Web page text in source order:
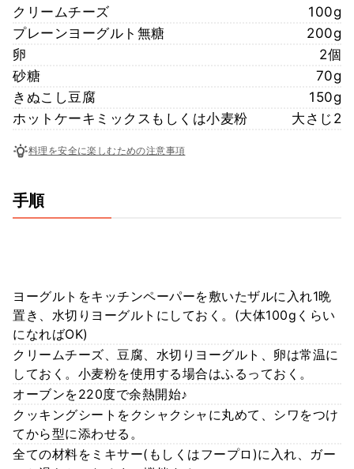
クリームチーズ
100g
プレーンヨーグルト無糖
200g
卵
2個
砂糖
70g
きぬこし豆腐
150g
ホットケーキミックスもしくは小麦粉
大さじ2
料理を安全に楽しむための注意事項
手順
ヨーグルトをキッチンペーパーを敷いたザルに入れ1晩
置き、水切りヨーグルトにしておく。(大体100gくらい
になればOK)
クリームチーズ、豆腐、水切りヨーグルト、卵は常温に
しておく。小麦粉を使用する場合はふるっておく。
オーブンを220度で余熱開始♪
クッキングシートをクシャクシャに丸めて、シワをつけ
てから型に添わせる。
全ての材料をミキサー(もしくはフープロ)に入れ、ガー